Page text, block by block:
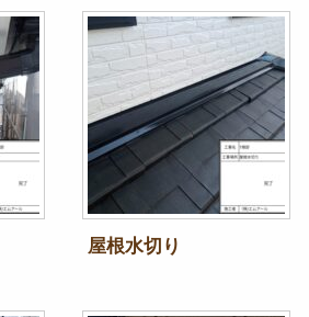
屋根水切り